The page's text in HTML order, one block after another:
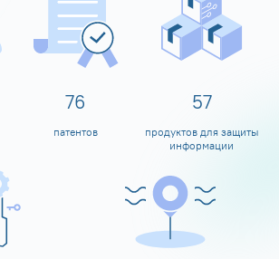
80
патентов
60
продуктов для защиты
информации